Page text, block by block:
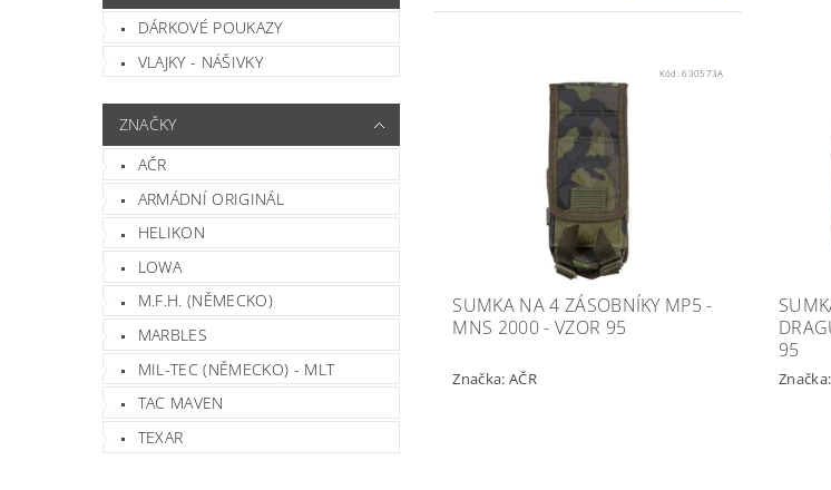
DÁRKOVÉ POUKAZY
VLAJKY - NÁŠIVKY
ZNAČKY
AČR
ARMÁDNÍ ORIGINÁL
HELIKON
LOWA
M.F.H. (NĚMECKO)
MARBLES
MIL-TEC (NĚMECKO) - MLT
TAC MAVEN
TEXAR
Kód:630573A
SUMKA NA 4 ZÁSOBNÍKY MP5 -
MNS 2000 - VZOR 95
Značka: AČR
95
Značka: